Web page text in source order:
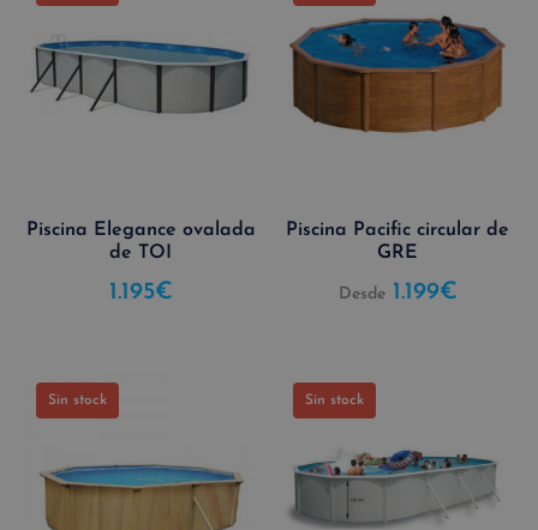
Piscina Elegance ovalada
de TOI
1.195€
Piscina Pacific circular de
GRE
Desde 1.199€
Sin stock Sin stock